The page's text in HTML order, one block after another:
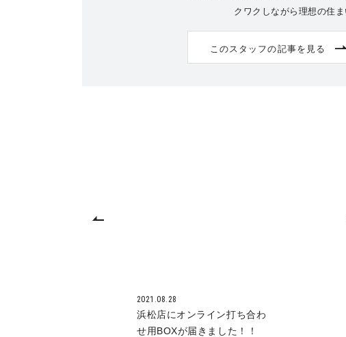
クワクしながら理想の住
このスタッフの記事を見る
2021.08.28
浜松店にオンライン打ち合わ
せ用BOXが届きました！！